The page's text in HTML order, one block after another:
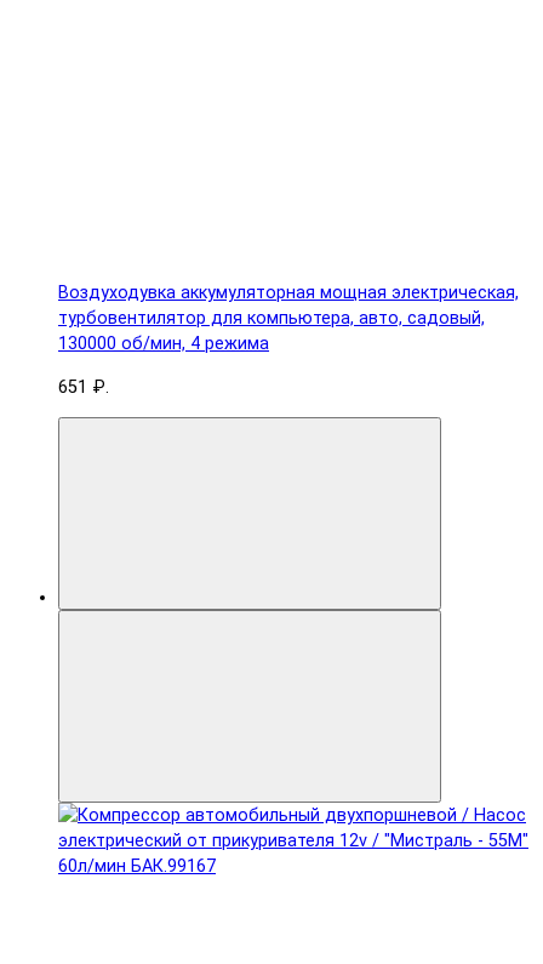
Воздуходувка аккумуляторная мощная электрическая,
турбовентилятор для компьютера, авто, садовый,
130000 об/мин, 4 режима
651 ₽.